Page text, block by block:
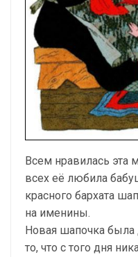
Всем нравилась эта
всех её любила
красного бархата
на именины.
Новая шапочка была
то, что с того дня